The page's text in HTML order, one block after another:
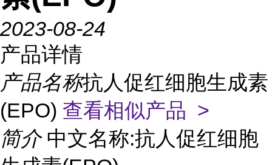
2023-08-24
产品详情
产品名称抗人促红细胞生成素
(EPO) 查看相似产品 >
简介 中文名称:抗人促红细胞